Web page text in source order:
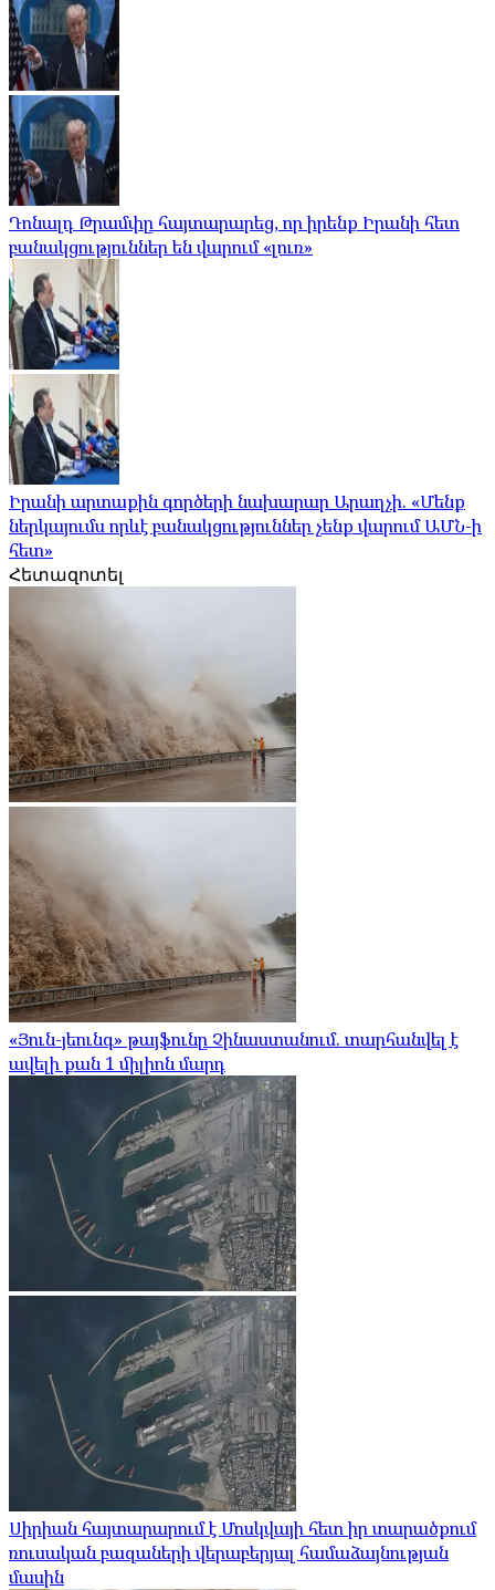
Դոնալդ Թրամփը հայտարարեց, որ իրենք Իրանի հետ
բանակցություններ են վարում «լուռ»
Իրանի արտաքին գործերի նախարար Արաղչի. «Մենք
ներկայումս որևէ բանակցություններ չենք վարում ԱՄՆ-ի
հետ»
Հետազոտել
«Յուն-յեունգ» թայֆունը Չինաստանում. տարհանվել է
ավելի քան 1 միլիոն մարդ
Սիրիան հայտարարում է Մոսկվայի հետ իր տարածքում
ռուսական բազաների վերաբերյալ համաձայնության
մասին